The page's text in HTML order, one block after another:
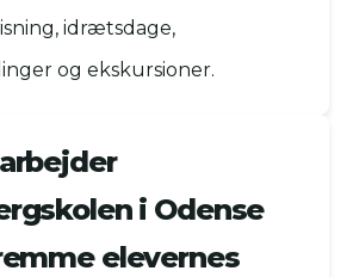
idrætsdage,
og ekskursioner.
i Odense
elevernes